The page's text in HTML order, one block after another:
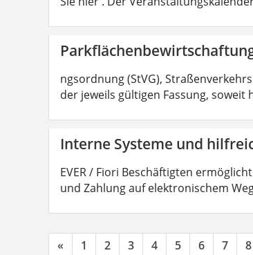
ngsordnung (StVG),
der jeweils gültigen Fassung,
Interne Systeme und
EVER / Fiori Beschäftigten
und Zahlung auf elektronischem
« 1 2 3 4 5 6 7 8